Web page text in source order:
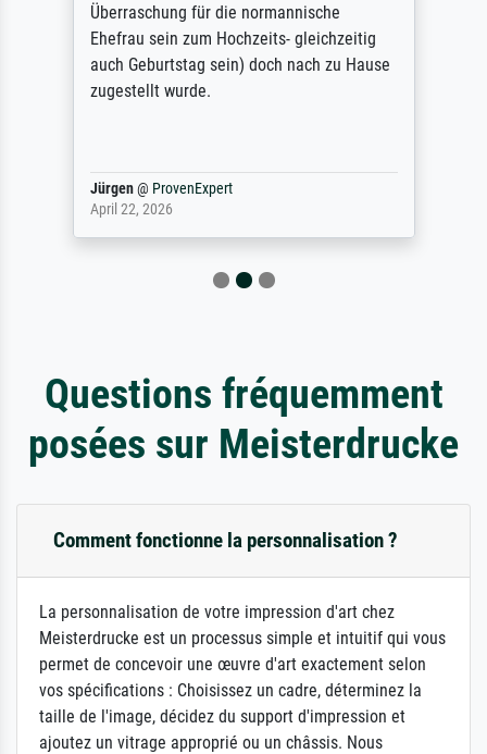
Überraschung für die normannische
Ehefrau sein zum Hochzeits- gleichzeitig
auch Geburtstag sein) doch nach zu Hause
zugestellt wurde.
Jürgen@ ProvenExpert
April 22, 2026
Questions fréquemment
posées sur Meisterdrucke
Comment fonctionne la personnalisation ?
La personnalisation de votre impression d'art chez
Meisterdrucke est un processus simple et intuitif qui vous
permet de concevoir une œuvre d'art exactement selon
vos spécifications : Choisissez un cadre, déterminez la
taille de l'image, décidez du support d'impression et
ajoutez un vitrage approprié ou un châssis. Nous